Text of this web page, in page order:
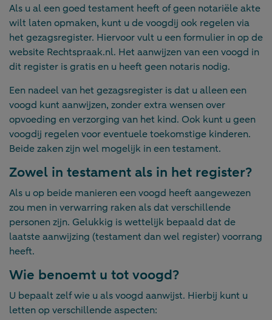
Als u al een goed testament heeft of geen notariële akte
wilt laten opmaken, kunt u de voogdij ook regelen via
het gezagsregister. Hiervoor vult u een formulier in op de
website Rechtspraak.nl. Het aanwijzen van een voogd in
dit register is gratis en u heeft geen notaris nodig.
Een nadeel van het gezagsregister is dat u alleen een
voogd kunt aanwijzen, zonder extra wensen over
opvoeding en verzorging van het kind. Ook kunt u geen
voogdij regelen voor eventuele toekomstige kinderen.
Beide zaken zijn wel mogelijk in een testament.
Zowel in testament als in het register?
Als u op beide manieren een voogd heeft aangewezen
zou men in verwarring raken als dat verschillende
personen zijn. Gelukkig is wettelijk bepaald dat de
laatste aanwijzing (testament dan wel register) voorrang
heeft.
Wie benoemt u tot voogd?
U bepaalt zelf wie u als voogd aanwijst. Hierbij kunt u
letten op verschillende aspecten: